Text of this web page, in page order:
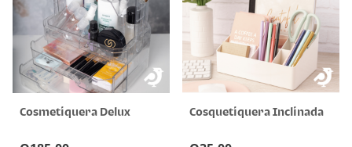
Cosmetiquera Delux Cosquetiquera Inclinada